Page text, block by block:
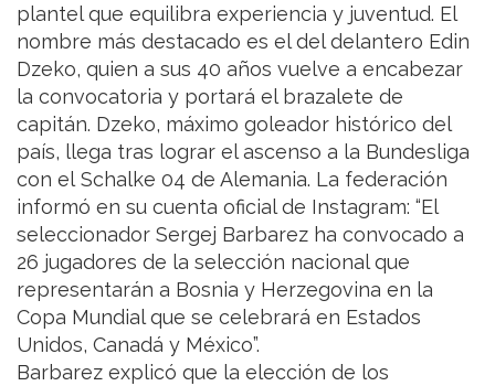
plantel que equilibra experiencia y juventud. El
nombre más destacado es el del delantero Edin
Dzeko, quien a sus 40 años vuelve a encabezar
la convocatoria y portará el brazalete de
capitán. Dzeko, máximo goleador histórico del
país, llega tras lograr el ascenso a la Bundesliga
con el Schalke 04 de Alemania. La federación
informó en su cuenta oficial de Instagram: “El
seleccionador Sergej Barbarez ha convocado a
26 jugadores de la selección nacional que
representarán a Bosnia y Herzegovina en la
Copa Mundial que se celebrará en Estados
Unidos, Canadá y México”.
Barbarez explicó que la elección de los